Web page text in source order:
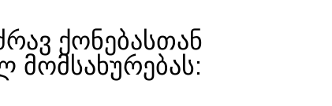
ᲥᲝᲜᲔᲑᲐᲡᲗᲐᲜ
ᲛᲝᲛᲡᲐᲮᲣᲠᲔᲑᲐᲡ:​